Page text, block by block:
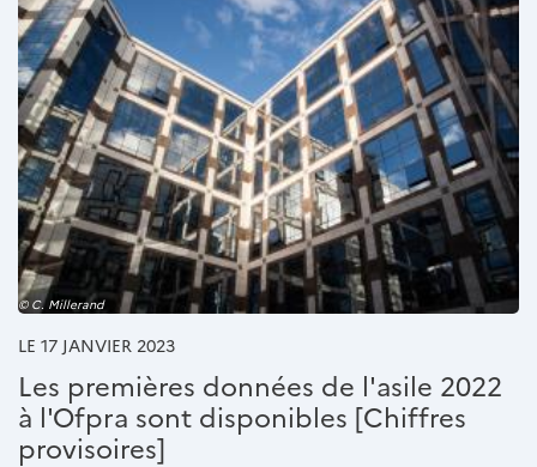
Les premières données de l'asile 2022
à l'Ofpra sont disponibles [Chiffres
provisoires]
LE 17 JANVIER 2023
© C. Millerand